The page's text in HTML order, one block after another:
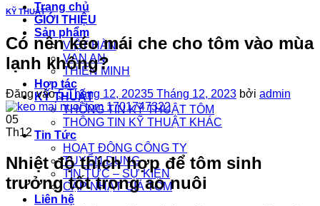
Trang chủ
GIỚI THIỆU
Sản phẩm
VIỆT HÀN
VẠN AN
THIÊN MINH
Hợp tác
KỸ THUẬT
THÔNG TIN KỸ THUẬT TÔM
THÔNG TIN KỸ THUẬT KHÁC
Tin Tức
HOẠT ĐỘNG CÔNG TY
TUYỂN DỤNG
TIN TỨC – SỰ KIỆN
CẬP NHẬT GIÁ TÔM
Liên hệ
KỸ THUẬT
Có nên kéo mái che cho tôm vào mùa
lạnh không?
Đăng vào5 Tháng 12, 20235 Tháng 12, 2023 bởi admin
05
Th12
Nhiệt độ thích hợp để tôm sinh
trưởng tốt trong ao nuôi